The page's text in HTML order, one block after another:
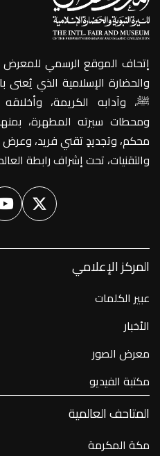
إتحاف الموقع الرسمي للمعرض
والحضارة الإسلامية الذي يُعنى
ﷺ، وآدابه الكريمة،
ومحطات سيرته المطهرة،
محكم، وتجديدٍ تقني فريد، وعرض
والتقنيات، تحت إشراف رابطة
المركز الإعلامي
عبير الكلمات
الأخبار
معرض الصور
مكتبة الفيديو
المتاحف العالمية
مكة المكرمة